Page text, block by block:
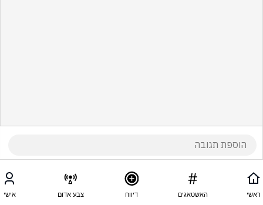
ראשי האשטאגים דיווח צבע אדום אישי